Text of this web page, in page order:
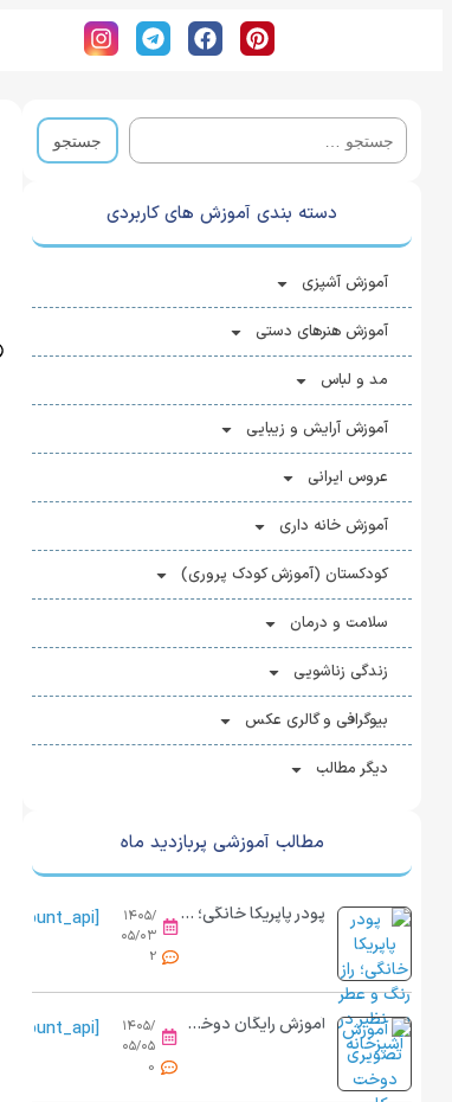
دسته بندی آموزش های کاربردی
آموزش آشپزی
آموزش هنرهای دستی
مد و لباس
آموزش آرایش و زیبایی
عروس ایرانی
آموزش خانه ‌داری
کودکستان (آموزش کودک پروری)
سلامت و درمان
زندگی زناشویی
بیوگرافی و گالری عکس
دیگر مطالب
مطالب آموزشی پربازدید ماه
پودر پاپریکا خانگی؛ راز رنگ و عطر بی نظیر در آشپزخانه
۱۴۰۵/
۰۵/۰۳
2
[view_count_api]
آموزش رایگان دوخت کاور پینترستی با نمد و پارچه در خانه
۱۴۰۵/
۰۵/۰۵
0
[view_count_api]